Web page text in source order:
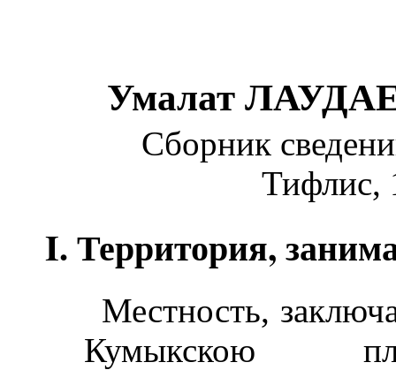
Умалат
Сборник
Тифлис,
I. Территория,
Местность,
Кумыкскою